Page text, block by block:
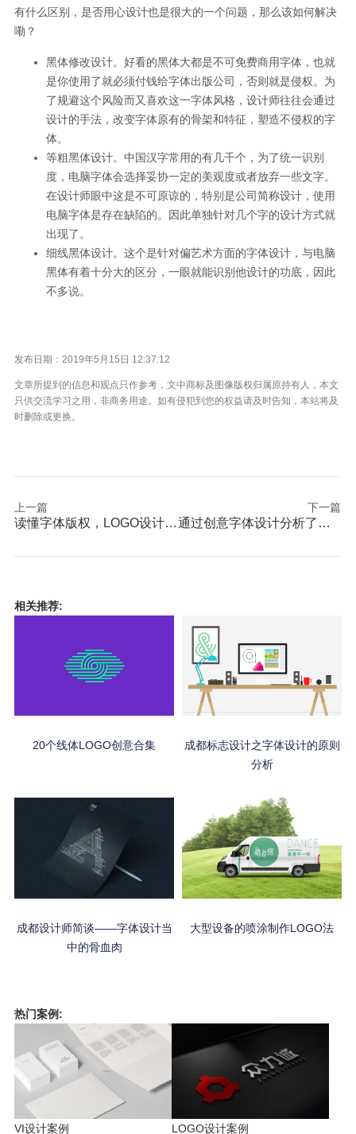
有什么区别，是否用心设计也是很大的一个问题，那么该如何解决
嘞？
黑体修改设计。好看的黑体大都是不可免费商用字体，也就
是你使用了就必须付钱给字体出版公司，否则就是侵权。为
了规避这个风险而又喜欢这一字体风格，设计师往往会通过
设计的手法，改变字体原有的骨架和特征，塑造不侵权的字
体。
等粗黑体设计。中国汉字常用的有几千个，为了统一识别
度，电脑字体会选择妥协一定的美观度或者放弃一些文字。
在设计师眼中这是不可原谅的，特别是公司简称设计，使用
电脑字体是存在缺陷的。因此单独针对几个字的设计方式就
出现了。
细线黑体设计。这个是针对偏艺术方面的字体设计，与电脑
黑体有着十分大的区分，一眼就能识别他设计的功底，因此
不多说。
发布日期：2019年5月15日 12:37:12
文章所提到的信息和观点只作参考，文中商标及图像版权归属原持有人，本文
只供交流学习之用，非商务用途。如有侵犯到您的权益请及时告知，本站将及
时删除或更换。
上一篇
读懂字体版权，LOGO设计不操心
下一篇
通过创意字体设计分析了解文字LOGO
相关推荐:
20个线体LOGO创意合集
成都标志设计之字体设计的原则
分析
成都设计师简谈——字体设计当
中的骨血肉
大型设备的喷涂制作LOGO法
热门案例:
VI设计案例 LOGO设计案例